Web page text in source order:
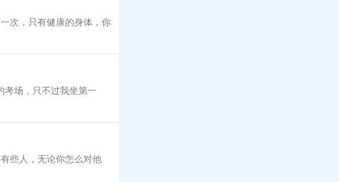
次，只有健康的身体，你
考场，只不过我坐第一
些人，无论你怎么对他